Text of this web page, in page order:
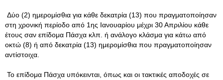
Δύο (2) ημερομίσθια για κάθε δεκατρία (13) που πραγματοποίησαν
στη χρονική περίοδο από 1ης Ιανουαρίου μέχρι 30 Απριλίου κάθε
έτους σαν επίδομα Πάσχα κλπ. ή ανάλογο κλάσμα για κάτω από
οκτώ (8) ή από δεκατρία (13) ημερομίσθια που πραγματοποίησαν
αντίστοιχα.
Το επίδομα Πάσχα υπόκεινται, όπως και οι τακτικές αποδοχές σε